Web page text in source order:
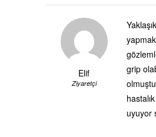
Elif
Ziyaretçi
grip
uyuyor